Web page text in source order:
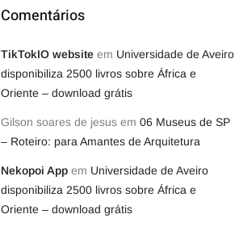
Comentários
TikTokIO website em Universidade de Aveiro
disponibiliza 2500 livros sobre África e
Oriente – download grátis
Gilson soares de jesus em 06 Museus de SP
– Roteiro: para Amantes de Arquitetura
Nekopoi App em Universidade de Aveiro
disponibiliza 2500 livros sobre África e
Oriente – download grátis